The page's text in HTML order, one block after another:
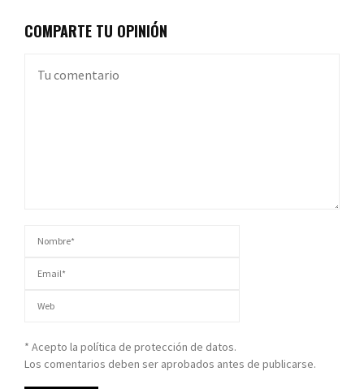
COMPARTE TU OPINIÓN
* Acepto la política de protección de datos.
Los comentarios deben ser aprobados antes de publicarse.